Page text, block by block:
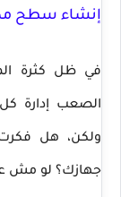
إنشاء سطح
في ظل كثرة
الصعب إدارة
ولكن، هل
جهازك؟ لو مش